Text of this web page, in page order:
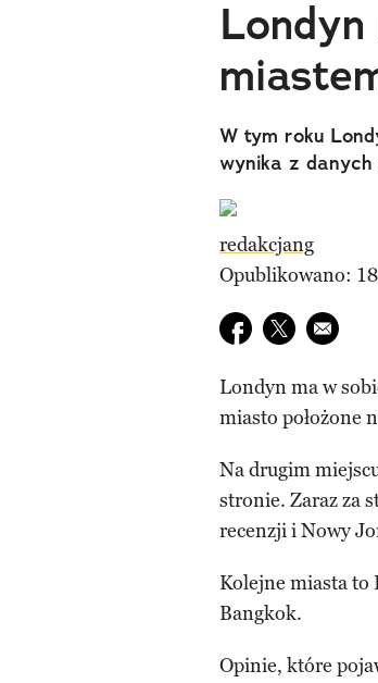
W tym roku
wynika z
redakcjang
Opublikowano:
Udostępnij na
Udostępnij
E-mail
Londyn ma w
miasto położone
Na drugim
stronie. Zaraz za
recenzji i Nowy
Kolejne miasta to
Bangkok.
Opinie, które